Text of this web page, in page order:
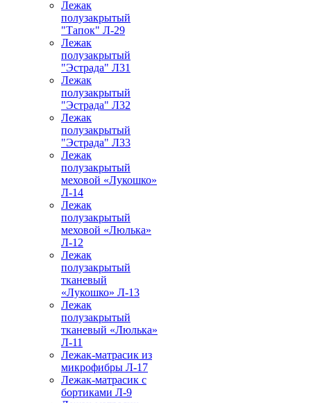
Лежак
полузакрытый
"Тапок" Л-29
Лежак
полузакрытый
"Эстрада" Л31
Лежак
полузакрытый
"Эстрада" Л32
Лежак
полузакрытый
"Эстрада" Л33
Лежак
полузакрытый
меховой «Лукошко»
Л-14
Лежак
полузакрытый
меховой «Люлька»
Л-12
Лежак
полузакрытый
тканевый
«Лукошко» Л-13
Лежак
полузакрытый
тканевый «Люлька»
Л-11
Лежак-матрасик из
микрофибры Л-17
Лежак-матрасик с
бортиками Л-9